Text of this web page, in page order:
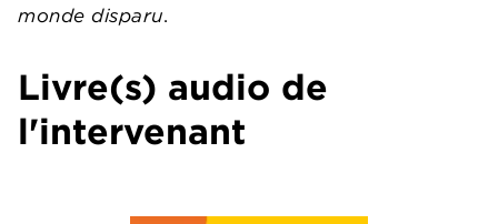
monde disparu.
Livre(s) audio de
l'intervenant